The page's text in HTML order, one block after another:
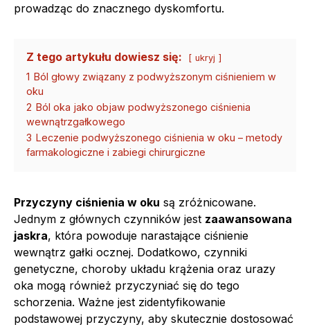
prowadząc do znacznego dyskomfortu.
Z tego artykułu dowiesz się: ukryj
1 Ból głowy związany z podwyższonym ciśnieniem w
oku
2 Ból oka jako objaw podwyższonego ciśnienia
wewnątrzgałkowego
3 Leczenie podwyższonego ciśnienia w oku – metody
farmakologiczne i zabiegi chirurgiczne
Przyczyny ciśnienia w oku są zróżnicowane.
Jednym z głównych czynników jest zaawansowana
jaskra, która powoduje narastające ciśnienie
wewnątrz gałki ocznej. Dodatkowo, czynniki
genetyczne, choroby układu krążenia oraz urazy
oka mogą również przyczyniać się do tego
schorzenia. Ważne jest zidentyfikowanie
podstawowej przyczyny, aby skutecznie dostosować